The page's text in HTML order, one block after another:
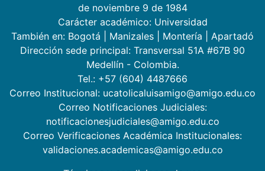
de noviembre 9 de 1984
Carácter académico: Universidad
También en: Bogotá Manizales Montería
Apartadó
Dirección sede principal: Transversal 51A #67B 90
Medellín - Colombia.
Tel.: +57 (604) 4487666
Correo Institucional: ucatolicaluisamigo@amigo.edu.co
Correo Notificaciones Judiciales:
notificacionesjudiciales@amigo.edu.co
Correo Verificaciones Académica Institucionales:
validaciones.academicas@amigo.edu.co